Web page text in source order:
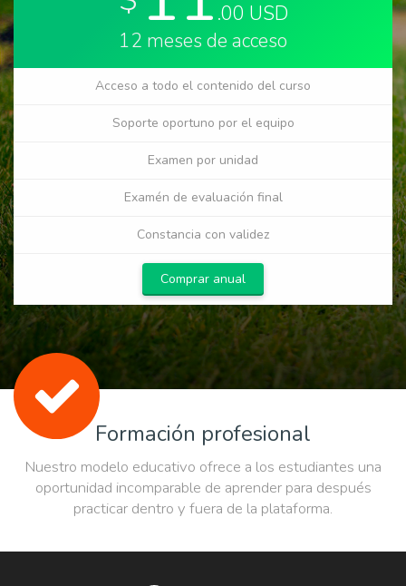
.00 USD
12 meses de acceso
Acceso a todo el contenido del curso
Soporte oportuno por el equipo
Examen por unidad
Examén de evaluación final
Constancia con validez
Comprar anual
Formación profesional
Nuestro modelo educativo ofrece a los estudiantes una
oportunidad incomparable de aprender para después
practicar dentro y fuera de la plataforma.